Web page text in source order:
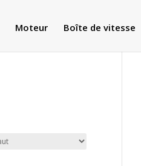
Moteur Boîte de vitesse